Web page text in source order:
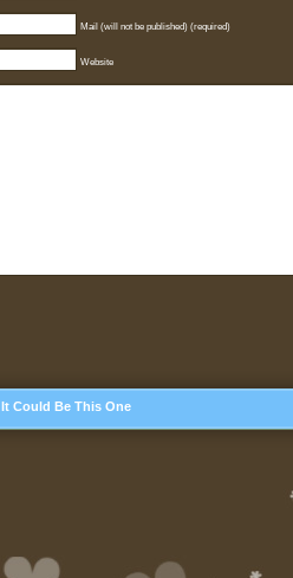
Mail (will not be published) (required)
Website
It Could Be This One